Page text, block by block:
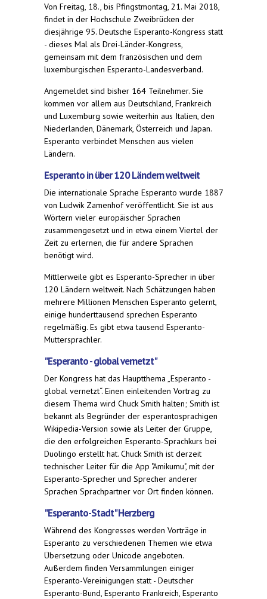
Von Freitag, 18., bis Pfingstmontag, 21. Mai 2018,
findet in der Hochschule Zweibrücken der
diesjährige 95. Deutsche Esperanto-Kongress statt
- dieses Mal als Drei-Länder-Kongress,
gemeinsam mit dem französischen und dem
luxemburgischen Esperanto-Landesverband.
Angemeldet sind bisher 164 Teilnehmer. Sie
kommen vor allem aus Deutschland, Frankreich
und Luxemburg sowie weiterhin aus Italien, den
Niederlanden, Dänemark, Österreich und Japan.
Esperanto verbindet Menschen aus vielen
Ländern.
Esperanto in über 120 Ländern weltweit
Die internationale Sprache Esperanto wurde 1887
von Ludwik Zamenhof veröffentlicht. Sie ist aus
Wörtern vieler europäischer Sprachen
zusammengesetzt und in etwa einem Viertel der
Zeit zu erlernen, die für andere Sprachen
benötigt wird.
Mittlerweile gibt es Esperanto-Sprecher in über
120 Ländern weltweit. Nach Schätzungen haben
mehrere Millionen Menschen Esperanto gelernt,
einige hunderttausend sprechen Esperanto
regelmäßig. Es gibt etwa tausend Esperanto-
Muttersprachler.
"Esperanto - global vernetzt"
Der Kongress hat das Hauptthema „Esperanto -
global vernetzt“. Einen einleitenden Vortrag zu
diesem Thema wird Chuck Smith halten; Smith ist
bekannt als Begründer der esperantosprachigen
Wikipedia-Version sowie als Leiter der Gruppe,
die den erfolgreichen Esperanto-Sprachkurs bei
Duolingo erstellt hat. Chuck Smith ist derzeit
technischer Leiter für die App "Amikumu", mit der
Esperanto-Sprecher und Sprecher anderer
Sprachen Sprachpartner vor Ort finden können.
"Esperanto-Stadt" Herzberg
Während des Kongresses werden Vorträge in
Esperanto zu verschiedenen Themen wie etwa
Übersetzung oder Unicode angeboten.
Außerdem finden Versammlungen einiger
Esperanto-Vereinigungen statt - Deutscher
Esperanto-Bund, Esperanto Frankreich, Esperanto